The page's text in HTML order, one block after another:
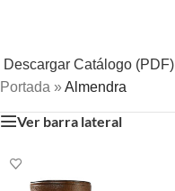
Descargar Catálogo (PDF)
Portada »Almendra
Ver barra lateral